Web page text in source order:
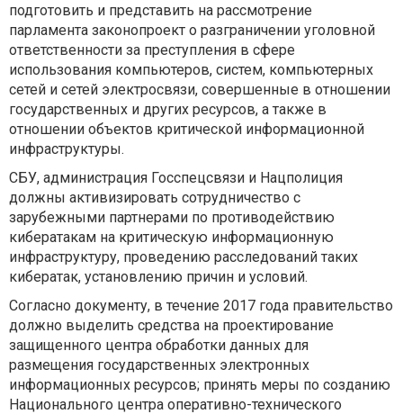
подготовить и представить на рассмотрение
парламента законопроект о разграничении уголовной
ответственности за преступления в сфере
использования компьютеров, систем, компьютерных
сетей и сетей электросвязи, совершенные в отношении
государственных и других ресурсов, а также в
отношении объектов критической информационной
инфраструктуры.
СБУ, администрация Госспецсвязи и Нацполиция
должны активизировать сотрудничество с
зарубежными партнерами по противодействию
кибератакам на критическую информационную
инфраструктуру, проведению расследований таких
кибератак, установлению причин и условий.
Согласно документу, в течение 2017 года правительство
должно выделить средства на проектирование
защищенного центра обработки данных для
размещения государственных электронных
информационных ресурсов; принять меры по созданию
Национального центра оперативно-технического